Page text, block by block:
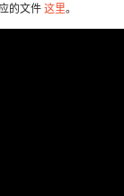
的文件 这里。